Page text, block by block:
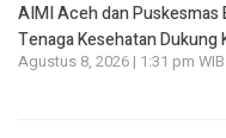
AIMI Aceh dan Puskesmas
Tenaga Kesehatan
Agustus 8, 2026 | 1:31 pm WIB